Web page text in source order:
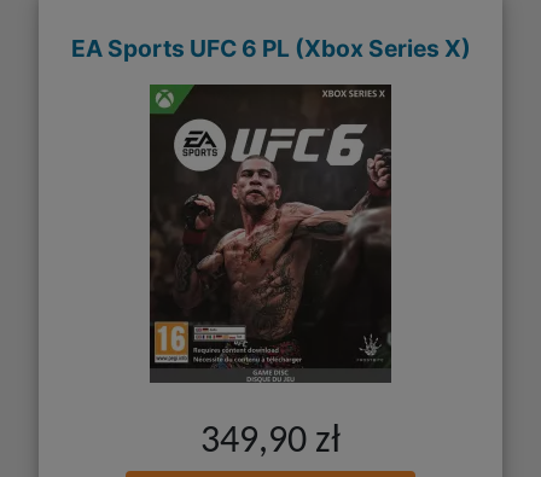
EA Sports UFC 6 PL (Xbox Series X)
349,90 zł